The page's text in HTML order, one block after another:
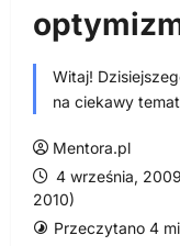
Witaj!
na ciekawy
Mentora.pl
4 września,
2010)
Przeczytano 4